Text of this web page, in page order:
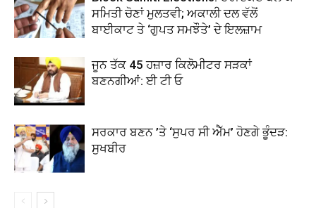
ਸਮਿਤੀ ਚੋਣਾਂ ਮੁਲਤਵੀ; ਅਕਾਲੀ ਦਲ ਵੱਲੋਂ
ਬਾਈਕਾਟ ਤੇ ‘ਗੁਪਤ ਸਮਝੌਤੇ’ ਦੇ ਇਲਜ਼ਾਮ
ਜੂਨ ਤੱਕ 45 ਹਜ਼ਾਰ ਕਿਲੋਮੀਟਰ ਸੜਕਾਂ
ਬਣਨਗੀਆਂ: ਈ ਟੀ ਓ
ਸਰਕਾਰ ਬਣਨ ’ਤੇ ‘ਸੁਪਰ ਸੀ ਐੱਮ’ ਹੋਣਗੇ ਭੂੰਦੜ:
ਸੁਖਬੀਰ